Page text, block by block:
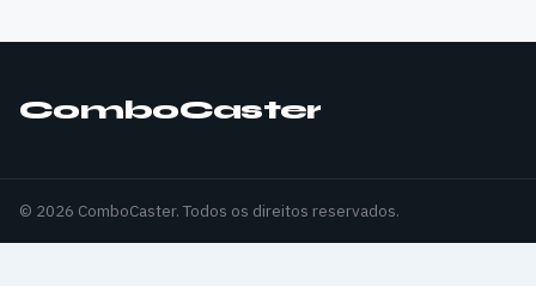
ComboCaster
© 2026 ComboCaster. Todos os direitos reservados.